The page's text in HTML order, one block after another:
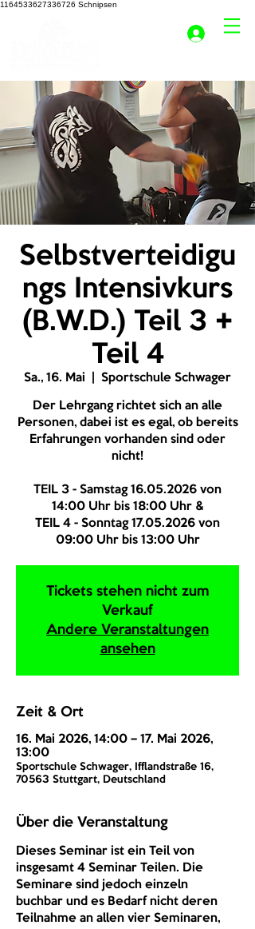
1164533627336726 Schnipsen
Selbstverteidigu
ngs Intensivkurs
(B.W.D.) Teil 3 +
Teil 4
Sa., 16. Mai Sportschule Schwager
Der Lehrgang richtet sich an alle
Personen, dabei ist es egal, ob bereits
Erfahrungen vorhanden sind oder
nicht!
TEIL 3 - Samstag 16.05.2026 von
14:00 Uhr bis 18:00 Uhr &
TEIL 4 - Sonntag 17.05.2026 von
09:00 Uhr bis 13:00 Uhr
Tickets stehen nicht zum
Verkauf
Andere Veranstaltungen
ansehen
Zeit & Ort
16. Mai 2026, 14:00 – 17. Mai 2026,
13:00
Sportschule Schwager, Ifflandstraße 16,
70563 Stuttgart, Deutschland
Über die Veranstaltung
Dieses Seminar ist ein Teil von
insgesamt 4 Seminar Teilen. Die
Seminare sind jedoch einzeln
buchbar und es Bedarf nicht deren
Teilnahme an allen vier Seminaren,